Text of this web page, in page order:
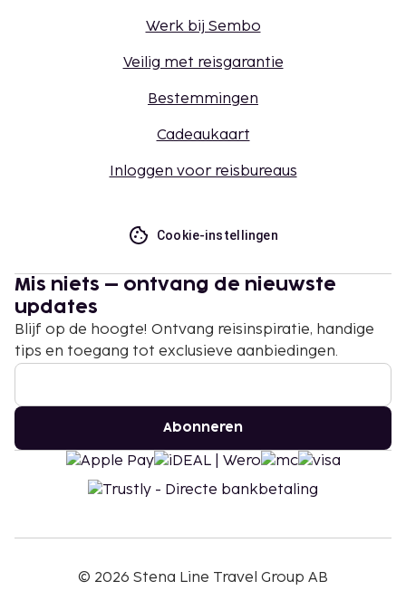
Werk bij Sembo
Veilig met reisgarantie
Bestemmingen
Cadeaukaart
Inloggen voor reisbureaus
Cookie-instellingen
Mis niets – ontvang de nieuwste
updates
Blijf op de hoogte! Ontvang reisinspiratie, handige
tips en toegang tot exclusieve aanbiedingen.
Abonneren
© 2026 Stena Line Travel Group AB